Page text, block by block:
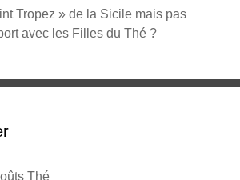
Tropez » de la Sicile mais pas
avec les Filles du Thé ?
Thé